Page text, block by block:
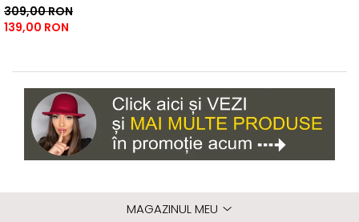
reglabila
309,00 RON
139,00 RON
MAGAZINUL MEU